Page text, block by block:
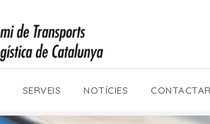
SERVEIS NOTÍCIES CONTACTAR